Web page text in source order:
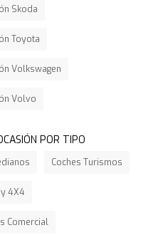
Skoda
Toyota
Volkswagen
Volvo
POR TIPO
Coches Turismos
y 4X4
Comercial